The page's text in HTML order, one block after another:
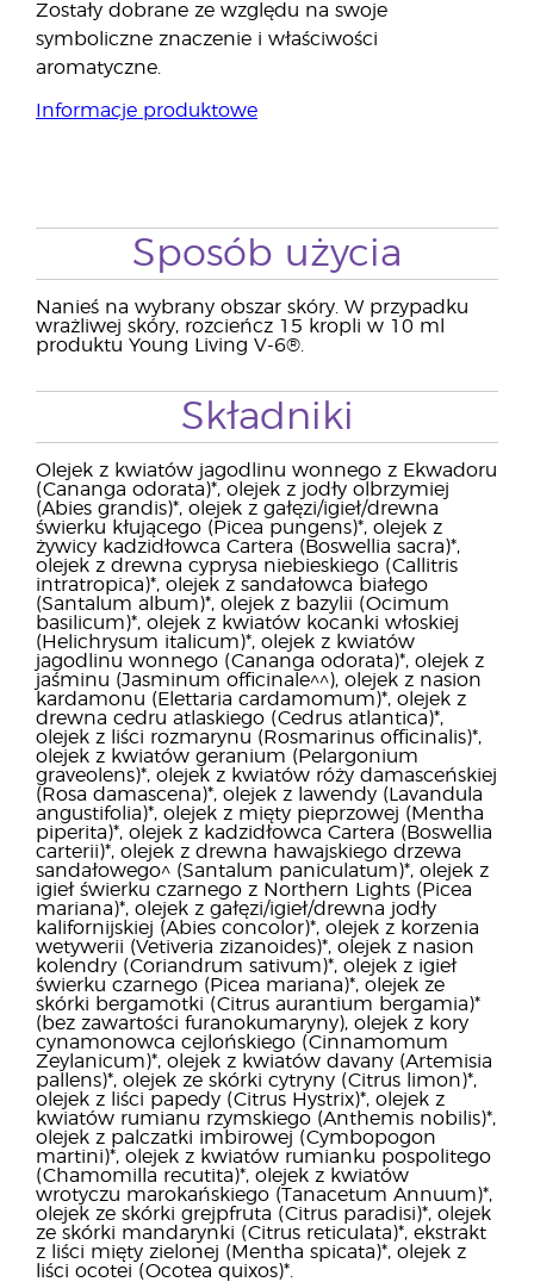
Zostały dobrane ze względu na swoje
symboliczne znaczenie i właściwości
aromatyczne.
Informacje produktowe
Sposób użycia
Nanieś na wybrany obszar skóry. W przypadku
wrażliwej skóry, rozcieńcz 15 kropli w 10 ml
produktu Young Living V-6®.
Składniki
Olejek z kwiatów jagodlinu wonnego z Ekwadoru
(Cananga odorata)*, olejek z jodły olbrzymiej
(Abies grandis)*, olejek z gałęzi/igieł/drewna
świerku kłującego (Picea pungens)*, olejek z
żywicy kadzidłowca Cartera (Boswellia sacra)*,
olejek z drewna cyprysa niebieskiego (Callitris
intratropica)*, olejek z sandałowca białego
(Santalum album)*, olejek z bazylii (Ocimum
basilicum)*, olejek z kwiatów kocanki włoskiej
(Helichrysum italicum)*, olejek z kwiatów
jagodlinu wonnego (Cananga odorata)*, olejek z
jaśminu (Jasminum officinale^^), olejek z nasion
kardamonu (Elettaria cardamomum)*, olejek z
drewna cedru atlaskiego (Cedrus atlantica)*,
olejek z liści rozmarynu (Rosmarinus officinalis)*,
olejek z kwiatów geranium (Pelargonium
graveolens)*, olejek z kwiatów róży damasceńskiej
(Rosa damascena)*, olejek z lawendy (Lavandula
angustifolia)*, olejek z mięty pieprzowej (Mentha
piperita)*, olejek z kadzidłowca Cartera (Boswellia
carterii)*, olejek z drewna hawajskiego drzewa
sandałowego^ (Santalum paniculatum)*, olejek z
igieł świerku czarnego z Northern Lights (Picea
mariana)*, olejek z gałęzi/igieł/drewna jodły
kalifornijskiej (Abies concolor)*, olejek z korzenia
wetywerii (Vetiveria zizanoides)*, olejek z nasion
kolendry (Coriandrum sativum)*, olejek z igieł
świerku czarnego (Picea mariana)*, olejek ze
skórki bergamotki (Citrus aurantium bergamia)*
(bez zawartości furanokumaryny), olejek z kory
cynamonowca cejlońskiego (Cinnamomum
Zeylanicum)*, olejek z kwiatów davany (Artemisia
pallens)*, olejek ze skórki cytryny (Citrus limon)*,
olejek z liści papedy (Citrus Hystrix)*, olejek z
kwiatów rumianu rzymskiego (Anthemis nobilis)*,
olejek z palczatki imbirowej (Cymbopogon
martini)*, olejek z kwiatów rumianku pospolitego
(Chamomilla recutita)*, olejek z kwiatów
wrotyczu marokańskiego (Tanacetum Annuum)*,
olejek ze skórki grejpfruta (Citrus paradisi)*, olejek
ze skórki mandarynki (Citrus reticulata)*, ekstrakt
z liści mięty zielonej (Mentha spicata)*, olejek z
liści ocotei (Ocotea quixos)*.